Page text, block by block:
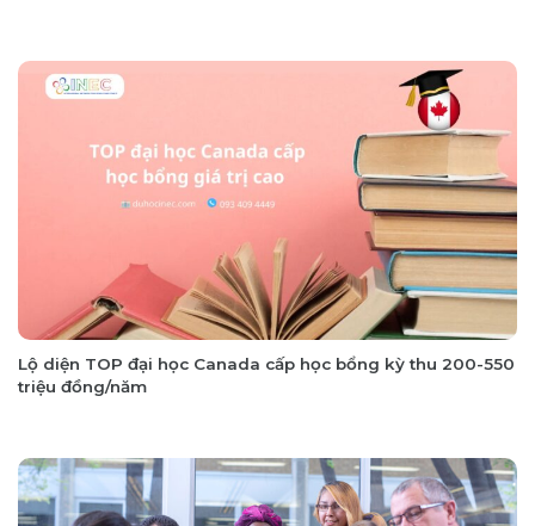
Lộ diện TOP đại học Canada cấp học bổng kỳ thu 200-550
triệu đồng/năm